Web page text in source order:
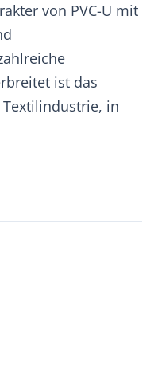
von PVC-U mit
ist das
in